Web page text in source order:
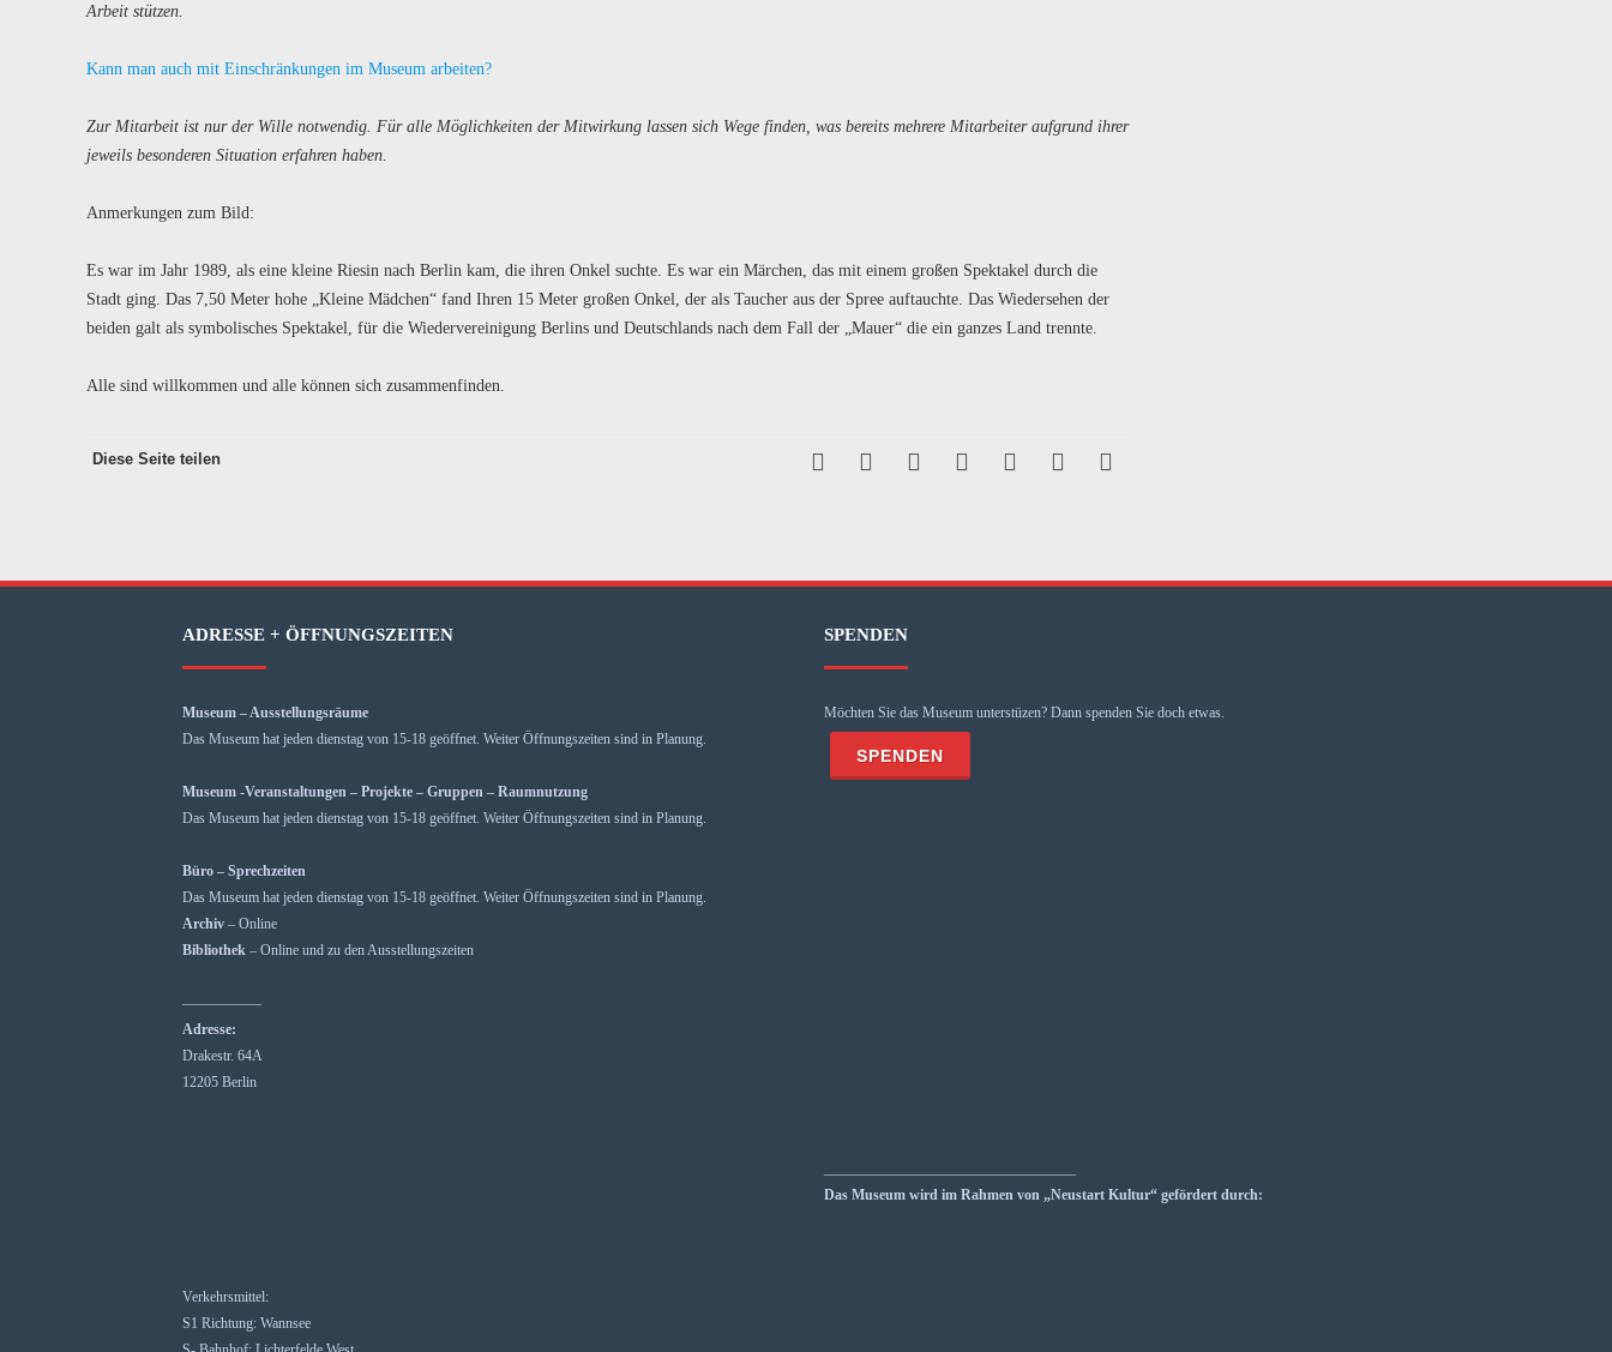
Arbeit stützen.
Kann man auch mit Einschränkungen im Museum arbeiten?
Zur Mitarbeit ist nur der Wille notwendig. Für alle Möglichkeiten der Mitwirkung lassen sich Wege finden, was bereits mehrere Mitarbeiter aufgrund ihrer
jeweils besonderen Situation erfahren haben.
Anmerkungen zum Bild:
Es war im Jahr 1989, als eine kleine Riesin nach Berlin kam, die ihren Onkel suchte. Es war ein Märchen, das mit einem großen Spektakel durch die
Stadt ging. Das 7,50 Meter hohe „Kleine Mädchen“ fand Ihren 15 Meter großen Onkel, der als Taucher aus der Spree auftauchte. Das Wiedersehen der
beiden galt als symbolisches Spektakel, für die Wiedervereinigung Berlins und Deutschlands nach dem Fall der „Mauer“ die ein ganzes Land trennte.
Alle sind willkommen und alle können sich zusammenfinden.
Diese Seite teilen
ADRESSE + ÖFFNUNGSZEITEN
Museum – Ausstellungsräume
Das Museum hat jeden dienstag von 15-18 geöffnet. Weiter Öffnungszeiten sind in Planung.
Museum -Veranstaltungen – Projekte – Gruppen – Raumnutzung
Das Museum hat jeden dienstag von 15-18 geöffnet. Weiter Öffnungszeiten sind in Planung.
Büro – Sprechzeiten
Das Museum hat jeden dienstag von 15-18 geöffnet. Weiter Öffnungszeiten sind in Planung.
Archiv – Online
Bibliothek – Online und zu den Ausstellungszeiten
—————–
Adresse:
Drakestr. 64A
12205 Berlin
Verkehrsmittel:
S1 Richtung: Wannsee
SPENDEN
Möchten Sie das Museum unterstüzen? Dann spenden Sie doch etwas.
Das Museum wird im Rahmen von „Neustart Kultur“ gefördert durch: